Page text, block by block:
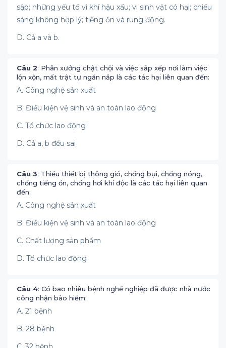
sập; những yếu tố vi khí hậu xấu; vi sinh vật có hại; chiếu
sáng không hợp lý; tiếng ồn và rung động.
D. Cả a và b.
Câu 2: Phân xưởng chật chội và việc sắp xếp nơi làm việc
lộn xộn, mất trật tự ngăn nắp là các tác hại liên quan đến:
A. Công nghệ sản xuất
B. Điều kiện vệ sinh và an toàn lao động
C. Tổ chức lao động
D. Cả a, b đều sai
Câu 3: Thiếu thiết bị thông gió, chống bụi, chống nóng,
chống tiếng ồn, chống hơi khí độc là các tác hại liên quan
đến:
A. Công nghệ sản xuất
B. Điều kiện vệ sinh và an toàn lao động
C. Chất lượng sản phẩm
D. Tổ chức lao động
Câu 4: Có bao nhiêu bệnh nghề nghiệp đã được nhà nước
công nhận bảo hiểm:
A. 21 bệnh
B. 28 bệnh